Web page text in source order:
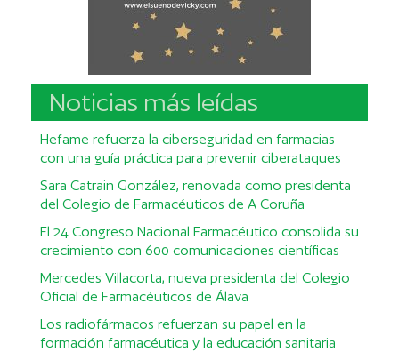
Noticias más leídas
Hefame refuerza la ciberseguridad en farmacias
con una guía práctica para prevenir ciberataques
Sara Catrain González, renovada como presidenta
del Colegio de Farmacéuticos de A Coruña
El 24 Congreso Nacional Farmacéutico consolida su
crecimiento con 600 comunicaciones científicas
Mercedes Villacorta, nueva presidenta del Colegio
Oficial de Farmacéuticos de Álava
Los radiofármacos refuerzan su papel en la
formación farmacéutica y la educación sanitaria